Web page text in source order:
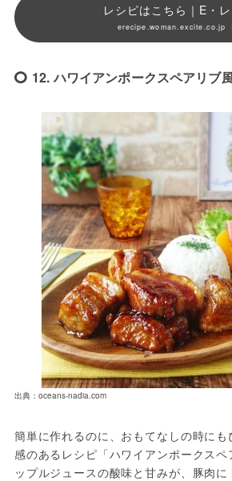
レシピはこちら｜E・
erecipe.woman.excite.co.jp
12. ハワイアンポークスペアリブ
出典：oceans-nadia.com
簡単に作れるのに、おもてなしの時に
感のあるレシピ「ハワイアンポークス
ップルジュースの酸味と甘みが、豚肉